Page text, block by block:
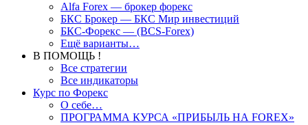
Alfa Forex — брокер форекс
БКС Брокер — БКС Мир инвестиций
БКС-Форекс — (BCS-Forex)
Ещё варианты…
В ПОМОЩЬ !
Все стратегии
Все индикаторы
Курс по Форекс
О себе…
ПРОГРАММА КУРСА «ПРИБЫЛЬ НА FOREX»